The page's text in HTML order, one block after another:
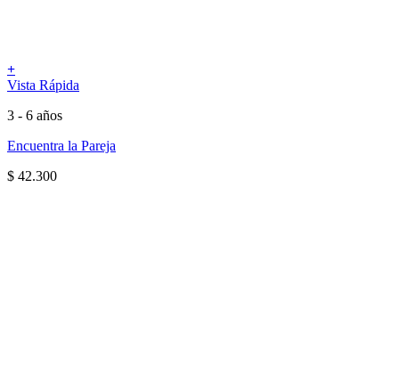
+
Vista Rápida
3 - 6 años
Encuentra la Pareja
$ 42.300